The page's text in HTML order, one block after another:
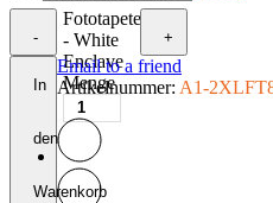
-
Fototapete
- White
Enclave
Menge
+
In
den
Warenkorb
Email to a friend
Artikelnummer: A1-